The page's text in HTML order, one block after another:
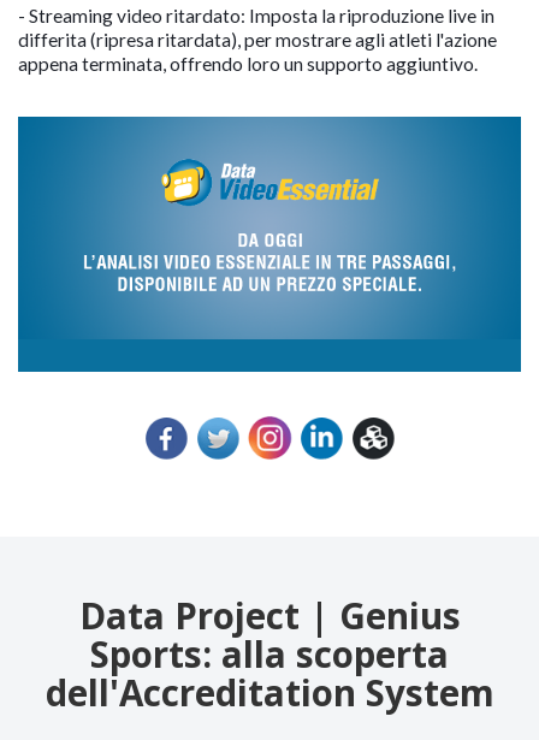
- Streaming video ritardato: Imposta la riproduzione live in
differita (ripresa ritardata), per mostrare agli atleti l'azione
appena terminata, offrendo loro un supporto aggiuntivo.
Data Project | Genius
Sports: alla scoperta
dell'Accreditation System